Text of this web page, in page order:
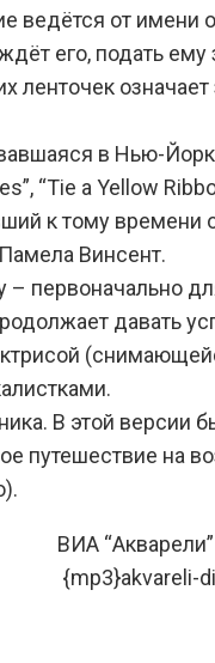
ведётся от
его, подать ему
ленточек
в Нью-
“Tie a Yellow
к тому
Винсент.
первоначально
давать
В этой версии
путешествие на
ВИА
{mp3}akvareli-